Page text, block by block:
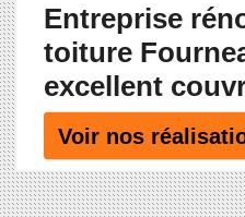
Entreprise
toiture
excellent
Voir nos